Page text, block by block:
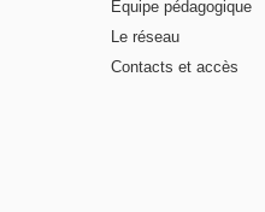
Equipe pédagogique
Le réseau
Contacts et accès